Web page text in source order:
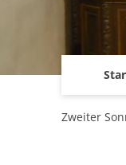
Zweiter